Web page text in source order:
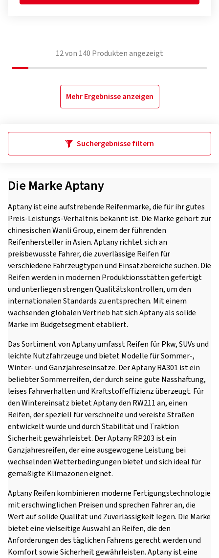
12von 140 Produkten angezeigt
Mehr Ergebnisse anzeigen
Suchergebnisse filtern
Die Marke Aptany
Aptany ist eine aufstrebende Reifenmarke, die für ihr gutes
Preis-Leistungs-Verhältnis bekannt ist. Die Marke gehört zur
chinesischen Wanli Group, einem der führenden
Reifenhersteller in Asien. Aptany richtet sich an
preisbewusste Fahrer, die zuverlässige Reifen für
verschiedene Fahrzeugtypen und Einsatzbereiche suchen. Die
Reifen werden in modernen Produktionsstätten gefertigt
und unterliegen strengen Qualitätskontrollen, um den
internationalen Standards zu entsprechen. Mit einem
wachsenden globalen Vertrieb hat sich Aptany als solide
Marke im Budgetsegment etabliert.
Das Sortiment von Aptany umfasst Reifen für Pkw, SUVs und
leichte Nutzfahrzeuge und bietet Modelle für Sommer-,
Winter- und Ganzjahreseinsätze. Der Aptany RA301 ist ein
beliebter Sommerreifen, der durch seine gute Nasshaftung,
leises Fahrverhalten und Kraftstoffeffizienz überzeugt. Für
den Wintereinsatz bietet Aptany den RW211 an, einen
Reifen, der speziell für verschneite und vereiste Straßen
entwickelt wurde und durch Stabilität und Traktion
Sicherheit gewährleistet. Der Aptany RP203 ist ein
Ganzjahresreifen, der eine ausgewogene Leistung bei
wechselnden Wetterbedingungen bietet und sich ideal für
gemäßigte Klimazonen eignet.
Aptany Reifen kombinieren moderne Fertigungstechnologie
mit erschwinglichen Preisen und sprechen Fahrer an, die
Wert auf solide Qualität und Zuverlässigkeit legen. Die Marke
bietet eine vielseitige Auswahl an Reifen, die den
Anforderungen des täglichen Fahrens gerecht werden und
Komfort sowie Sicherheit gewährleisten. Aptany ist eine